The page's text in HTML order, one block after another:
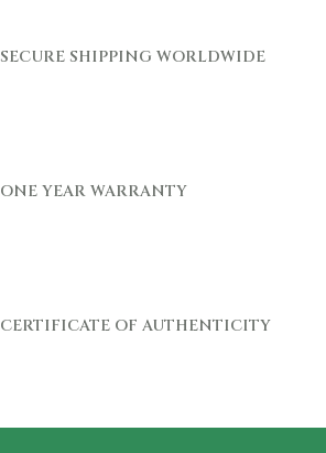
SECURE SHIPPING WORLDWIDE
ONE YEAR WARRANTY
CERTIFICATE OF AUTHENTICITY